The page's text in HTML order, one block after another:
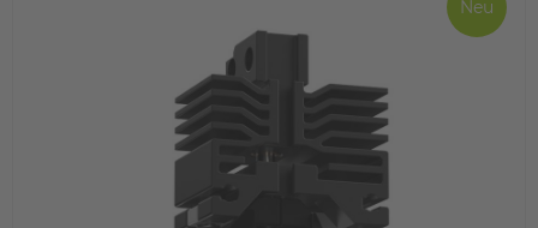
Neu